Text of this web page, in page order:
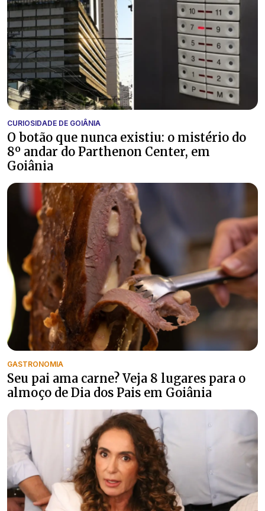
CURIOSIDADE DE GOIÂNIA
O botão que nunca existiu: o mistério do
8º andar do Parthenon Center, em
Goiânia
GASTRONOMIA
Seu pai ama carne? Veja 8 lugares para o
almoço de Dia dos Pais em Goiânia